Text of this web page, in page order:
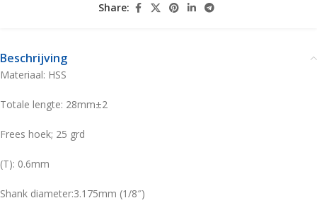
Share:
Beschrijving
Materiaal: HSS
Totale lengte: 28mm±2
Frees hoek; 25 grd
(T): 0.6mm
Shank diameter:3.175mm (1/8″)